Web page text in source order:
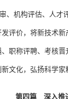
、机构评估、人
评价，将新技术
职称评聘、考核
文化，弘扬科学